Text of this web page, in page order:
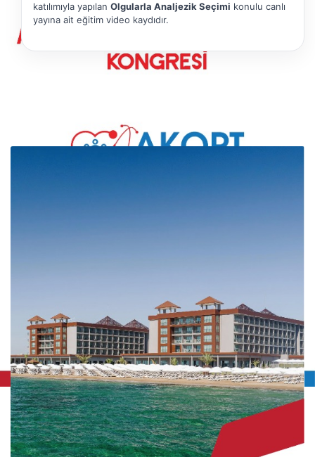
katılımıyla yapılan Olgularla Analjezik Seçimi konulu canlı
yayına ait eğitim video kaydıdır.